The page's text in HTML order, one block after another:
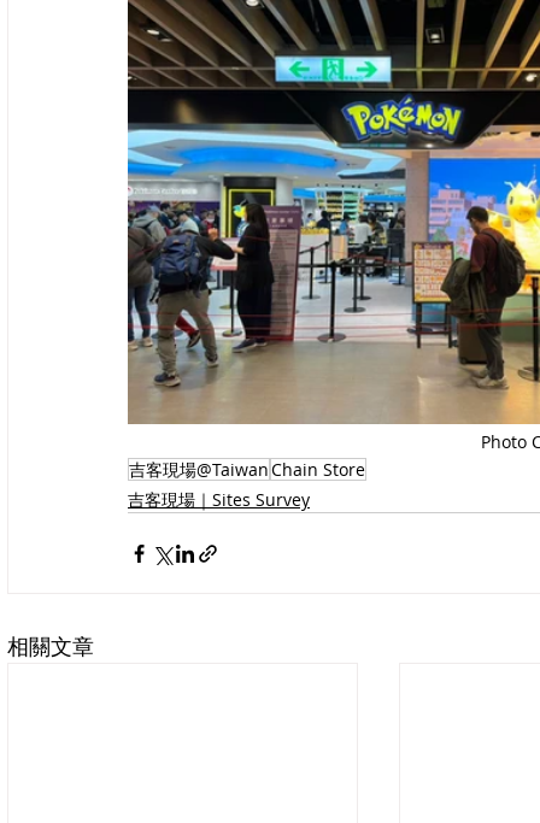
Photo
吉客現場@TaiwanChain Store
吉客現場｜Sites Survey
相關文章